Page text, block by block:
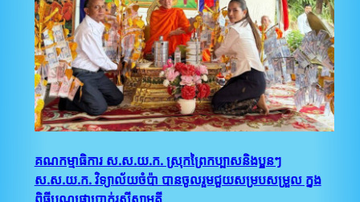
គណកម្មាធិការ ស.ស​.យ.ក​. ស្រុកព្រៃកប្បាសនិងប្អូនៗ
ស.ស.យ.ក. វិទ្យាល័យចំប៉ា បានចូលរួមជួយសម្របសម្រួល ក្នុង